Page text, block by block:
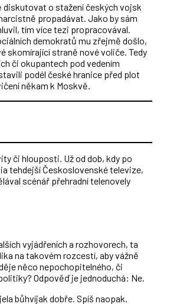
diskutovat o stažení českých vojsk
propadávat. Jako by sám
tím více tezi propracovával.
demokratů mu zřejmě došlo,
skomírající straně nové voliče. Tedy
či okupantech pod vedením
podél české hranice před plot
někam k Moskvě.
či hlouposti. Už od dob, kdy po
tehdejší Československé televize,
scénář přehradní telenovely
vyjádřeních a rozhovorech, ta
na takovém rozcestí, aby vážně
něco nepochopitelného, či
Odpověď je jednoduchá: Ne.
bůhvíjak dobře. Spíš naopak.